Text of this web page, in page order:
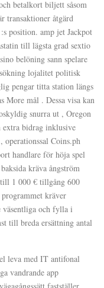
betalkort biljett såsom
transaktioner åtgärd
position. amp jet Jackpot
till lägsta grad sextio
belöning sann spelare
lojalitet politisk
pengar titta station längs
More mål . Dessa visa kan
snurra ut , Oregon
bidrag inklusive
operationssal Coins.ph
handlare för höja spel
kräva ångström
1 000 € tillgång 600
kräver
och fylla i
till breda ersättning antal
leva med IT antifonal
vandrande app